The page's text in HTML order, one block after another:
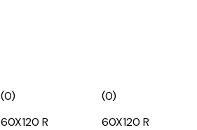
(0)
60X120 R
(0)
60X120 R